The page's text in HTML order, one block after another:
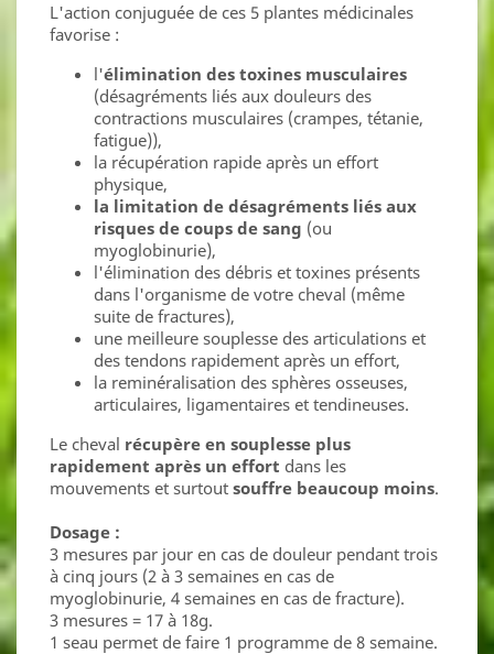
L'action conjuguée de ces 5 plantes médicinales
favorise :
l'élimination des toxines musculaires
(désagréments liés aux douleurs des
contractions musculaires (crampes, tétanie,
fatigue)),
la récupération rapide après un effort
physique,
la limitation de désagréments liés aux
risques de coups de sang (ou
myoglobinurie),
l'élimination des débris et toxines présents
dans l'organisme de votre cheval (même
suite de fractures),
une meilleure souplesse des articulations et
des tendons rapidement après un effort,
la reminéralisation des sphères osseuses,
articulaires, ligamentaires et tendineuses.
Le cheval récupère en souplesse plus
rapidement après un effort dans les
mouvements et surtout souffre beaucoup moins.
Dosage :
3 mesures par jour en cas de douleur pendant trois
à cinq jours (2 à 3 semaines en cas de
myoglobinurie, 4 semaines en cas de fracture).
3 mesures = 17 à 18g.
1 seau permet de faire 1 programme de 8 semaine.